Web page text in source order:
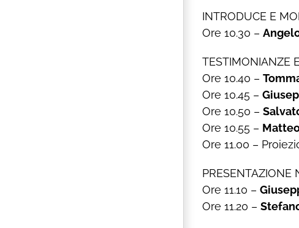
INTRODUCE E
Ore 10.30 –
TESTIMONIANZE
Ore 10.40 –
Ore 10.45 –
Ore 10.50 –
Ore 10.55 –
Ore 11.00 –
PRESENTAZIONE
Ore 11.10 –
Ore 11.20 –